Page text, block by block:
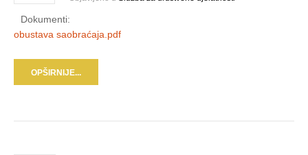
Dokumenti:
obustava saobraćaja.pdf
OPŠIRNIJE...